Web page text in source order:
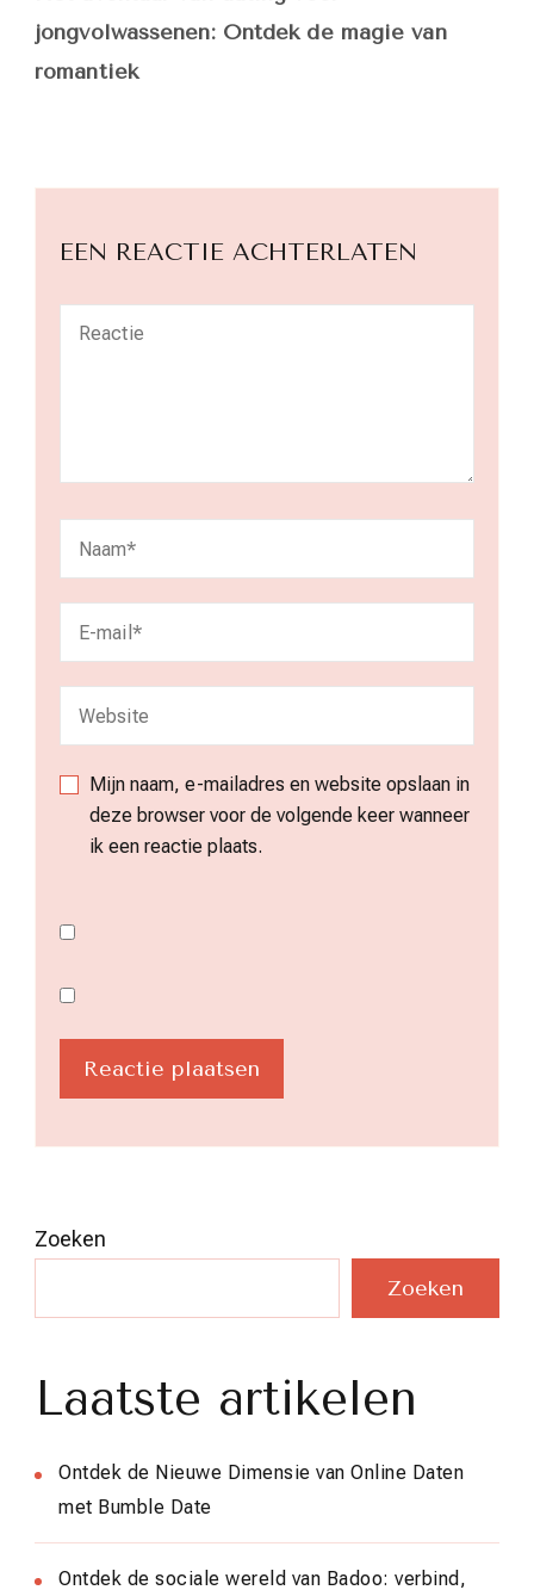
jongvolwassenen: Ontdek de magie van
romantiek
EEN REACTIE ACHTERLATEN
Mijn naam, e-mailadres en website opslaan in
deze browser voor de volgende keer wanneer
ik een reactie plaats.
Zoeken
Zoeken
Laatste artikelen
Ontdek de Nieuwe Dimensie van Online Daten
met Bumble Date
Ontdek de sociale wereld van Badoo: verbind,